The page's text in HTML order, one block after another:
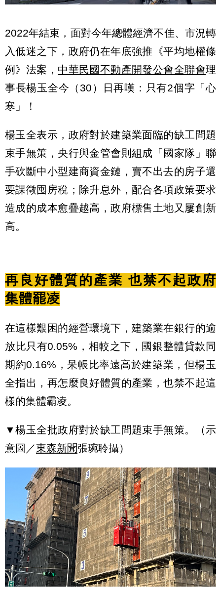
2022年結束，面對今年總體經濟不佳、市況轉
入低迷之下，政府仍在年底強推《平均地權條
例》法案， 中華民國不動產開發公會全聯會理
事長楊玉全今（30）日再嘆：只有2個字「心
寒」！
楊玉全表示，政府對於建築業面臨的缺工問題
束手無策，央行與金管會則組成「國家隊」聯
手砍斷中小型建商資金鏈，賣不出去的房子還
要課徵囤房稅；除升息外，配合各項政策要求
造成的成本愈疊越高，政府標售土地又屢創新
高。
再良好體質的產業 也禁不起政府
集體罷凌
在這樣艱困的經營環境下，建築業在銀行的逾
放比只有0.05%，相較之下，國銀整體貸款同
期約0.16%，呆帳比率遠高於建築業，但楊玉
全指出，再怎麼良好體質的產業，也禁不起這
樣的集體霸凌。
▼楊玉全批政府對於缺工問題束手無策。（示
意圖／東森新聞張琬聆攝）